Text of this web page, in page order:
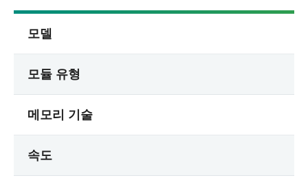
모델
모듈 유형
메모리 기술
속도